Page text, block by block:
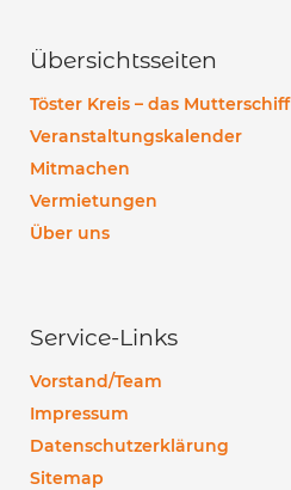
Übersichtsseiten
Töster Kreis – das Mutterschiff
Veranstaltungskalender
Mitmachen
Vermietungen
Über uns
Service-Links
Vorstand/Team
Impressum
Datenschutzerklärung
Sitemap